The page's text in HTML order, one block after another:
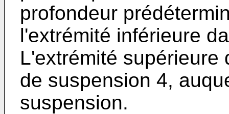
profondeur
l'extrémité inférieure
L'extrémité supérieure
de suspension 4,
suspension.